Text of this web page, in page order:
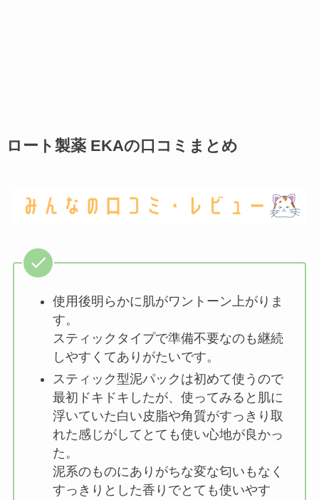
ロート製薬 EKAの口コミまとめ
使用後明らかに肌がワントーン上がりま
す。
スティックタイプで準備不要なのも継続
しやすくてありがたいです。
スティック型泥パックは初めて使うので
最初ドキドキしたが、使ってみると肌に
浮いていた白い皮脂や角質がすっきり取
れた感じがしてとても使い心地が良かっ
た。
泥系のものにありがちな変な匂いもなく
すっきりとした香りでとても使いやす